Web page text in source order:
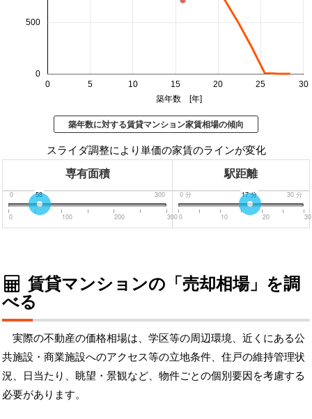
0 5 10 15 20 25 30
0
500
築年数 [年]
築年数に対する賃貸マンション家賃相場の傾向
スライダ調整により単価の家賃のラインが変化
専有面積 駅距離
0 300
58
0 100 200 300
0 分 30 分
17分
0 10 20 30
賃貸マンションの「売却相場」を調
べる
実際の不動産の価格相場は、学区等の周辺環境、近くにある公
共施設・商業施設へのアクセス等の立地条件、住戸の維持管理状
況、日当たり、眺望・景観など、物件ごとの個別要因を考慮する
必要があります。